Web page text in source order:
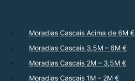
Moradias Cascais Acima de 6M €
Moradias Cascais 3,5M – 6M €
Moradias Cascais 2M – 3,5M €
Moradias Cascais 1M – 2M €